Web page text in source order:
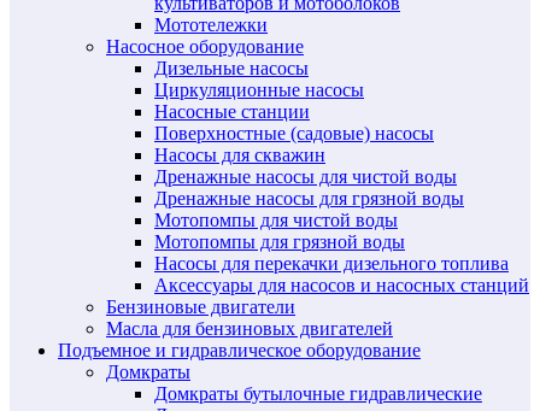
Мототележки
Насосное оборудование
Дизельные насосы
Циркуляционные насосы
Насосные станции
Поверхностные (садовые) насосы
Насосы для скважин
Дренажные насосы для чистой воды
Дренажные насосы для грязной воды
Мотопомпы для чистой воды
Мотопомпы для грязной воды
Насосы для перекачки дизельного топлива
Аксессуары для насосов и насосных станций
Бензиновые двигатели
Масла для бензиновых двигателей
Подъемное и гидравлическое оборудование
Домкраты
Домкраты бутылочные гидравлические